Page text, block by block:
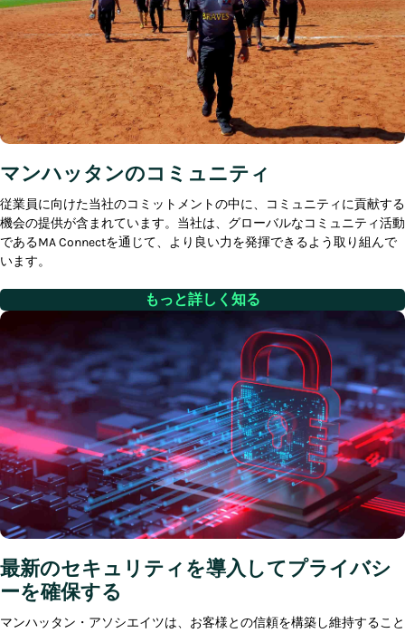
マンハッタンのコミュニティ
従業員に向けた当社のコミットメントの中に、コミュニティに貢献する
機会の提供が含まれています。当社は、グローバルなコミュニティ活動
であるMA Connectを通じて、より良い力を発揮できるよう取り組んで
います。
もっと詳しく知る
最新のセキュリティを導入してプライバシ
ーを確保する
マンハッタン・アソシエイツは、お客様との信頼を構築し維持すること